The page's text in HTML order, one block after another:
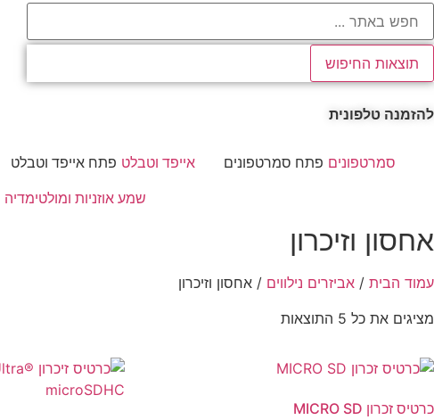
תוצאות החיפוש
להזמנה טלפונית
סמרטפונים פתח סמרטפונים אייפד וטבלט פתח אייפד וטבלט
שמע אוזניות ומולטימדיה
אחסון וזיכרון
עמוד הבית / אביזרים נילווים / אחסון וזיכרון
מציגים את כל ⁦5⁩ התוצאות
ממוין
הפריט
כרטיס זכרון MICRO SD